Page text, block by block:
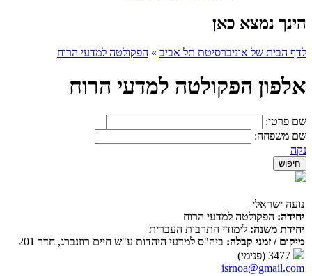
הינך נמצא כאן
לדף הבית של אוניברסיטת תל אביב » הפקולטה למדעי הרוח
אלפון הפקולטה למדעי הרוח
שם פרטי:
שם משפחה:
נקה
נועה ישראלי
יחידה: הפקולטה למדעי הרוח
יחידת משנה: לימודי התרבות העברית
מיקום / זמני קבלה: ביה"ס למדעי היהדות ע"ש חיים רוזנברג, חדר 201
isrnoa@gmail.com